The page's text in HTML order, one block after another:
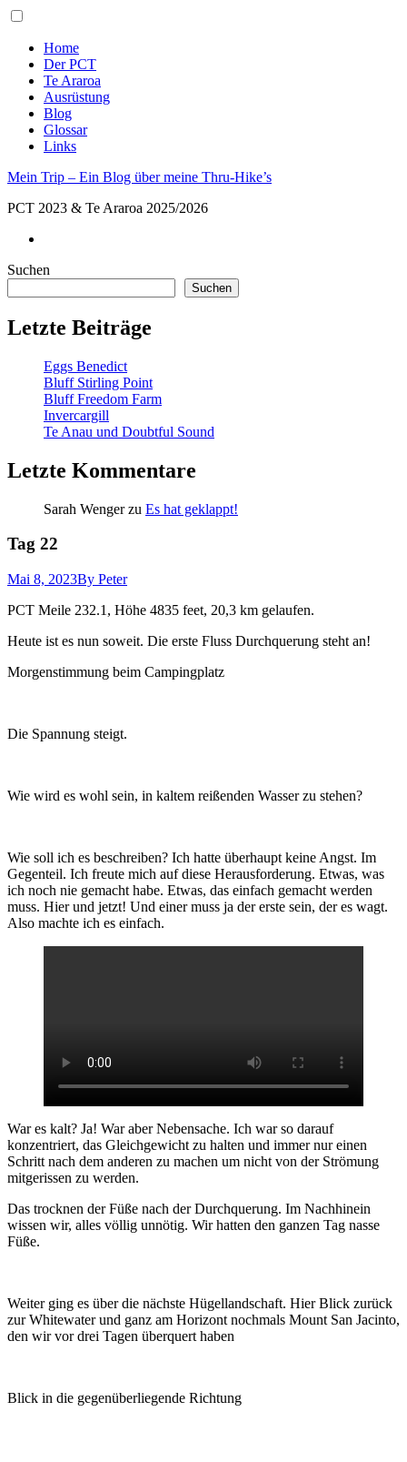
Home
Der PCT
Te Araroa
Ausrüstung
Blog
Glossar
Links
Mein Trip – Ein Blog über meine Thru-Hike’s
PCT 2023 & Te Araroa 2025/2026
Suchen
Suchen
Letzte Beiträge
Eggs Benedict
Bluff Stirling Point
Bluff Freedom Farm
Invercargill
Te Anau und Doubtful Sound
Letzte Kommentare
Sarah Wengerzu Es hat geklappt!
Tag 22
Mai 8, 2023By Peter
PCT Meile 232.1, Höhe 4835 feet, 20,3 km gelaufen.
Heute ist es nun soweit. Die erste Fluss Durchquerung steht an!
Morgenstimmung beim Campingplatz
Die Spannung steigt.
Wie wird es wohl sein, in kaltem reißenden Wasser zu stehen?
Wie soll ich es beschreiben? Ich hatte überhaupt keine Angst. Im
Gegenteil. Ich freute mich auf diese Herausforderung. Etwas, was
ich noch nie gemacht habe. Etwas, das einfach gemacht werden
muss. Hier und jetzt! Und einer muss ja der erste sein, der es wagt.
Also machte ich es einfach.
War es kalt? Ja! War aber Nebensache. Ich war so darauf
konzentriert, das Gleichgewicht zu halten und immer nur einen
Schritt nach dem anderen zu machen um nicht von der Strömung
mitgerissen zu werden.
Das trocknen der Füße nach der Durchquerung. Im Nachhinein
wissen wir, alles völlig unnötig. Wir hatten den ganzen Tag nasse
Füße.
Weiter ging es über die nächste Hügellandschaft. Hier Blick zurück
zur Whitewater und ganz am Horizont nochmals Mount San Jacinto,
den wir vor drei Tagen überquert haben
Blick in die gegenüberliegende Richtung